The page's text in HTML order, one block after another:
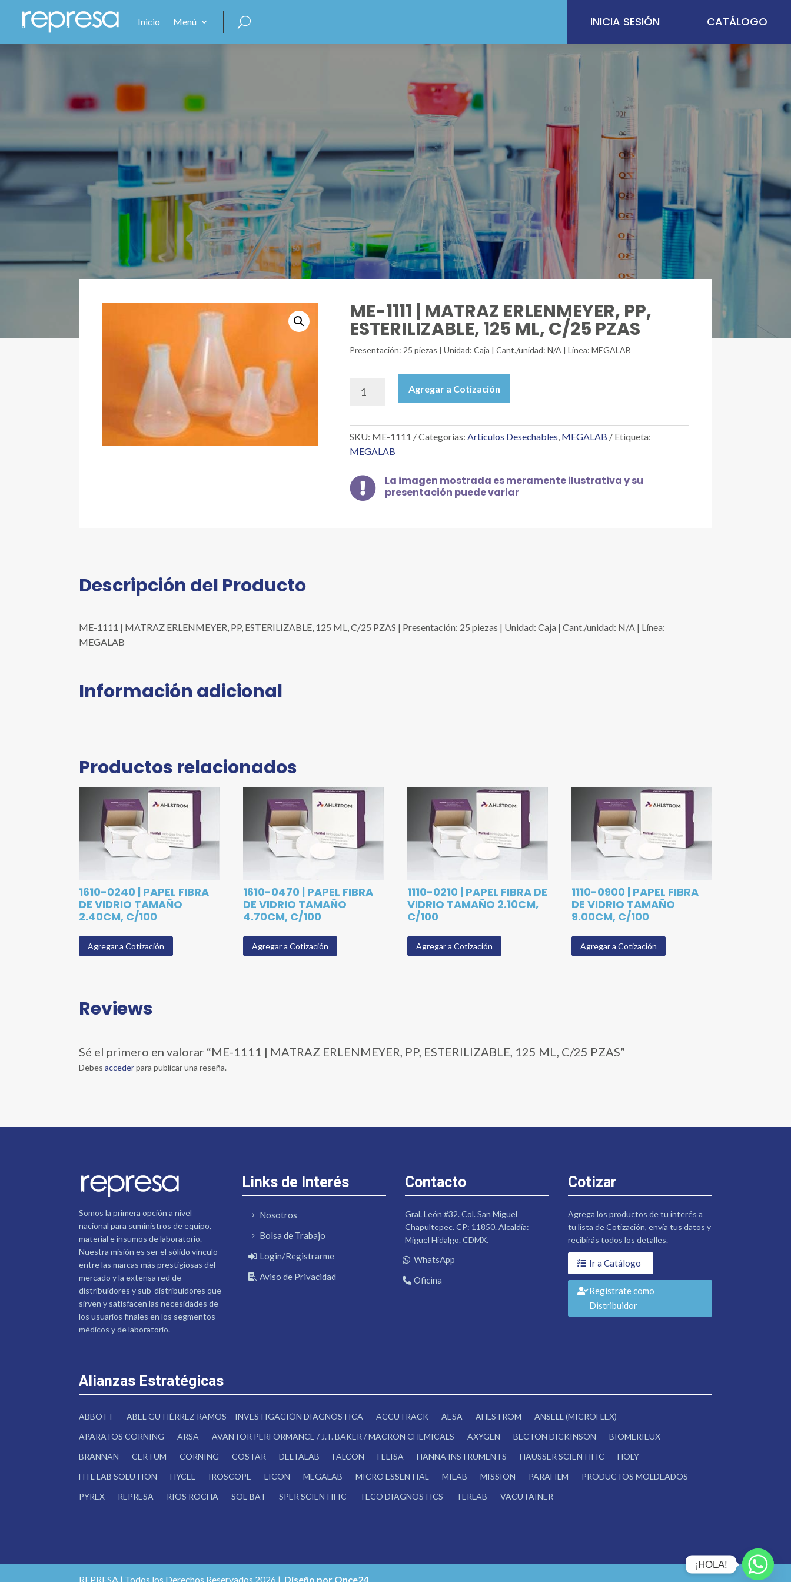
Inicio Menú INICIA SESIÓN CATÁLOGO
ME-1111 | MATRAZ ERLENMEYER, PP,
ESTERILIZABLE, 125 ML, C/25 PZAS
Presentación: 25 piezas | Unidad: Caja | Cant./unidad: N/A | Línea: MEGALAB
1111
MATRAZ
ERLENMEYER,
PP,
125
ML,
C/25
Agregar a Cotización
SKU: ME-1111 Categorías:Artículos Desechables, MEGALAB
Etiqueta:
MEGALAB

La imagen mostrada es meramente ilustrativa y su
presentación puede variar
Descripción del Producto
ME-1111 | MATRAZ ERLENMEYER, PP, ESTERILIZABLE, 125 ML, C/25 PZAS | Presentación: 25 piezas | Unidad: Caja | Cant./unidad: N/A | Línea:
MEGALAB
Información adicional
Productos relacionados
1610-0240 | PAPEL FIBRA
DE VIDRIO TAMAÑO
2.40CM, C/100
Agregar a Cotización
1610-0470 | PAPEL FIBRA
DE VIDRIO TAMAÑO
4.70CM, C/100
Agregar a Cotización
1110-0210 | PAPEL FIBRA DE
VIDRIO TAMAÑO 2.10CM,
C/100
Agregar a Cotización
1110-0900 | PAPEL FIBRA
DE VIDRIO TAMAÑO
9.00CM, C/100
Agregar a Cotización
Reviews
Sé el primero en valorar “ME-1111 | MATRAZ ERLENMEYER, PP, ESTERILIZABLE, 125 ML, C/25 PZAS”
Debesaccederpara publicar una reseña.
Somos la primera opción a nivel
nacional para suministros de equipo,
material e insumos de laboratorio.
Nuestra misión es ser el sólido vínculo
entre las marcas más prestigiosas del
mercado y la extensa red de
distribuidores y sub-distribuidores que
sirven y satisfacen las necesidades de
los usuarios finales en los segmentos
médicos y de laboratorio.
Links de Interés
Nosotros
Bolsa de Trabajo
Login/Registrarme
Aviso de Privacidad
Contacto
Gral. León #32. Col. San Miguel
Chapultepec. CP: 11850. Alcaldía:
Miguel Hidalgo. CDMX.
WhatsApp
Oficina
Cotizar
Agrega los productos de tu interés a
tu lista de Cotización, envía tus datos y
recibirás todos los detalles.
Ir a Catálogo
Regístrate como
Distribuidor
Alianzas Estratégicas
ABBOTT ABEL GUTIÉRREZ RAMOS – INVESTIGACIÓN DIAGNÓSTICA ACCUTRACK AESA AHLSTROM
ANSELL (MICROFLEX)
APARATOS CORNING
ARSA AVANTOR PERFORMANCE / J.T. BAKER / MACRON CHEMICALS AXYGEN BECTON DICKINSON
BIOMERIEUX
BRANNAN
CERTUM CORNING COSTAR DELTALAB FALCON FELISA HANNA INSTRUMENTS HAUSSER SCIENTIFIC
HOLY
HTL LAB SOLUTION
HYCEL IROSCOPE LICON MEGALAB MICRO ESSENTIAL MILAB MISSION PARAFILM
PRODUCTOS MOLDEADOS
PYREX
REPRESA RIOS ROCHA SOL-BAT SPER SCIENTIFIC TECO DIAGNOSTICS TERLAB VACUTAINER
REPRESA | Todos los Derechos Reservados 2026 | Diseño por Once24
¡HOLA!